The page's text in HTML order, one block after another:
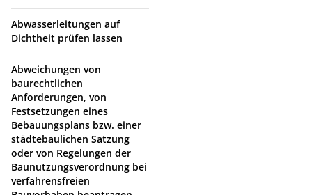
Abwasserleitungen auf
Dichtheit prüfen lassen
Abweichungen von
baurechtlichen
Anforderungen, von
Festsetzungen eines
Bebauungsplans bzw. einer
städtebaulichen Satzung
oder von Regelungen der
Baunutzungsverordnung bei
verfahrensfreien